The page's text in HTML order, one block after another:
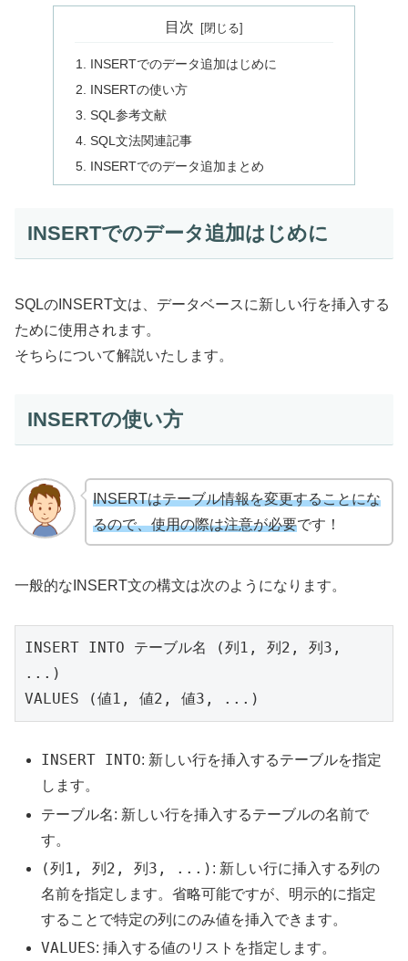
目次
INSERTでのデータ追加はじめに
INSERTの使い方
SQL参考文献
SQL文法関連記事
INSERTでのデータ追加まとめ
INSERTでのデータ追加はじめに
SQLのINSERT文は、データベースに新しい行を挿入する
ために使用されます。
そちらについて解説いたします。
INSERTの使い方
INSERTはテーブル情報を変更することにな
るので、使用の際は注意が必要です！
一般的なINSERT文の構文は次のようになります。
INSERT INTO テーブル名 (列1, 列2, 列3,
...)
VALUES (値1, 値2, 値3, ...)
INSERT INTO: 新しい行を挿入するテーブルを指定
します。
テーブル名: 新しい行を挿入するテーブルの名前で
す。
(列1, 列2, 列3, ...) : 新しい行に挿入する列の
名前を指定します。省略可能ですが、明示的に指定
することで特定の列にのみ値を挿入できます。
VALUES: 挿入する値のリストを指定します。